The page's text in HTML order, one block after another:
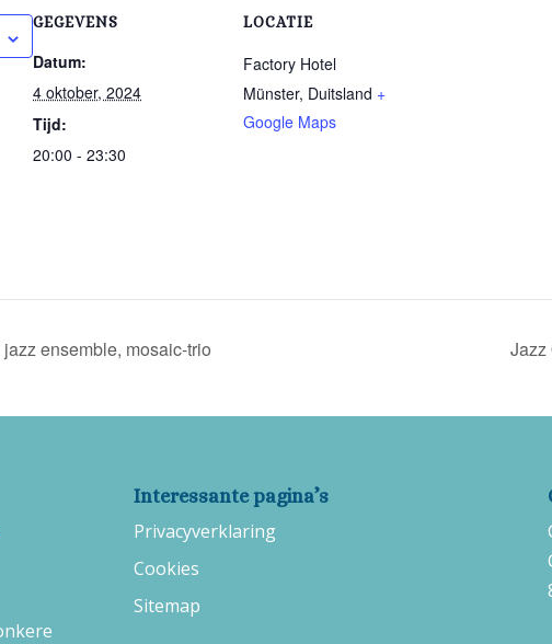
GEGEVENS
Datum:
4 oktober, 2024
Tijd:
20:00 - 23:30
LOCATIE
Factory Hotel
Münster, Duitsland +
Google Maps
ensemble, mosaic-trio Jazz
Interessante pagina’s
Privacyverklaring
Cookies
Sitemap